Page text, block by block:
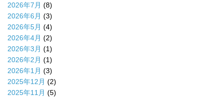
2026年7月 (8)
2026年6月 (3)
2026年5月 (4)
2026年4月 (2)
2026年3月 (1)
2026年2月 (1)
2026年1月 (3)
2025年12月 (2)
2025年11月 (5)